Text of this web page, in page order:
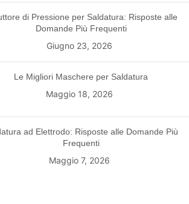
di Pressione per Saldatura: Risposte alle
Domande Più Frequenti
Giugno 23, 2026
Le Migliori Maschere per Saldatura
Maggio 18, 2026
ad Elettrodo: Risposte alle Domande Più
Frequenti
Maggio 7, 2026